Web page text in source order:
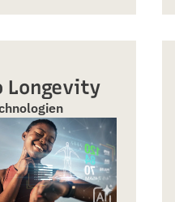
Longevity